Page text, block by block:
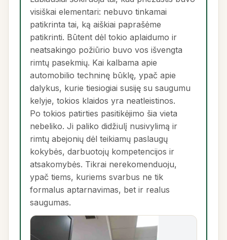
visiškai elementari: nebuvo tinkamai
patikrinta tai, ką aiškiai paprašėme
patikrinti. Būtent dėl tokio aplaidumo ir
neatsakingo požiūrio buvo vos išvengta
rimtų pasekmių. Kai kalbama apie
automobilio techninę būklę, ypač apie
dalykus, kurie tiesiogiai susiję su saugumu
kelyje, tokios klaidos yra neatleistinos.
Po tokios patirties pasitikėjimo šia vieta
nebeliko. Ji paliko didžiulį nusivylimą ir
rimtų abejonių dėl teikiamų paslaugų
kokybės, darbuotojų kompetencijos ir
atsakomybės. Tikrai nerekomenduoju,
ypač tiems, kuriems svarbus ne tik
formalus aptarnavimas, bet ir realus
saugumas.